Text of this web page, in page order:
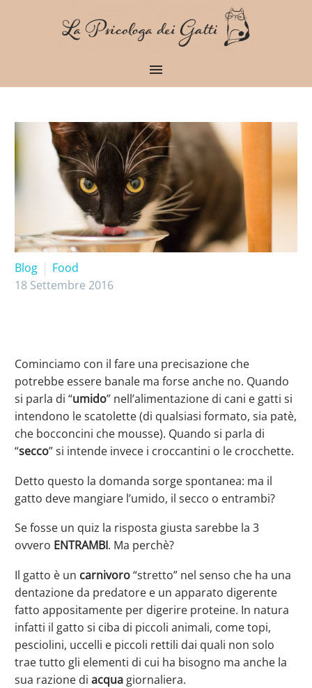
Blog
Food
18 Settembre 2016
Cominciamo con il fare una precisazione che
potrebbe essere banale ma forse anche no. Quando
si parla di “umido” nell’alimentazione di cani e gatti si
intendono le scatolette (di qualsiasi formato, sia patè,
che bocconcini che mousse). Quando si parla di
“secco” si intende invece i croccantini o le crocchette.
Detto questo la domanda sorge spontanea: ma il
gatto deve mangiare l’umido, il secco o entrambi?
Se fosse un quiz la risposta giusta sarebbe la 3
ovvero ENTRAMBI. Ma perchè?
Il gatto è un carnivoro“stretto” nel senso che ha una
dentazione da predatore e un apparato digerente
fatto appositamente per digerire proteine. In natura
infatti il gatto si ciba di piccoli animali, come topi,
pesciolini, uccelli e piccoli rettili dai quali non solo
trae tutto gli elementi di cui ha bisogno ma anche la
sua razione di acqua giornaliera.